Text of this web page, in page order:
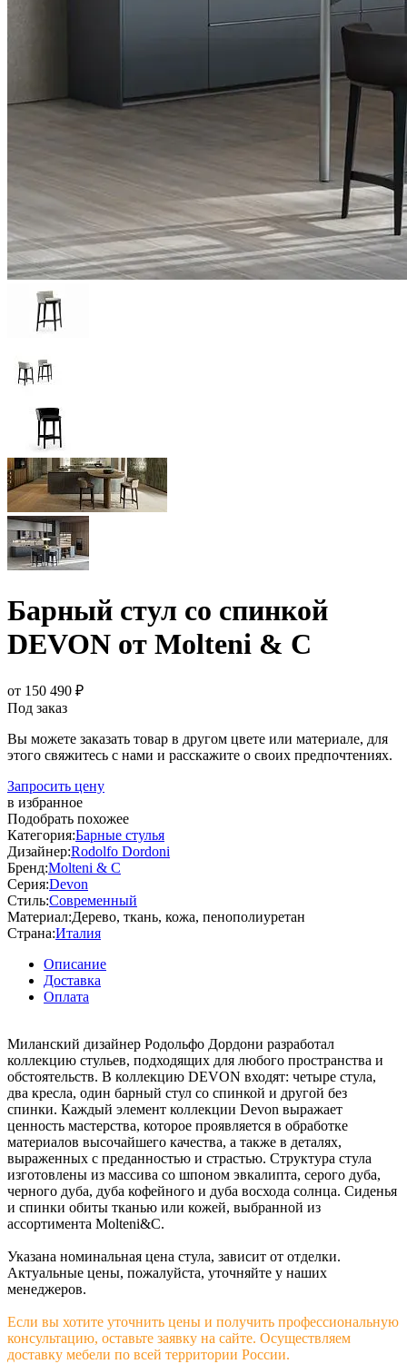
Барный стул со спинкой
DEVON от Molteni & C
от 150 490 ₽
Под заказ
Вы можете заказать товар в другом цвете или материале, для
этого свяжитесь с нами и расскажите о своих предпочтениях.
Запросить цену
в избранное
Подобрать похожее
Категория:Барные стулья
Дизайнер:Rodolfo Dordoni
Бренд:Molteni & C
Серия:Devon
Стиль:Современный
Материал:Дерево, ткань, кожа, пенополиуретан
Страна:Италия
Описание
Доставка
Оплата
Миланский дизайнер Родольфо Дордони разработал
коллекцию стульев, подходящих для любого пространства и
обстоятельств. В коллекцию DEVON входят: четыре стула,
два кресла, один барный стул со спинкой и другой без
спинки. Каждый элемент коллекции Devon выражает
ценность мастерства, которое проявляется в обработке
материалов высочайшего качества, а также в деталях,
выраженных с преданностью и страстью. Структура стула
изготовлены из массива со шпоном эвкалипта, серого дуба,
черного дуба, дуба кофейного и дуба восхода солнца. Сиденья
и спинки обиты тканью или кожей, выбранной из
ассортимента Molteni&C.
Указана номинальная цена стула, зависит от отделки.
Актуальные цены, пожалуйста, уточняйте у наших
менеджеров.
Если вы хотите уточнить цены и получить профессиональную
консультацию, оставьте заявку на сайте. Осуществляем
доставку мебели по всей территории России.